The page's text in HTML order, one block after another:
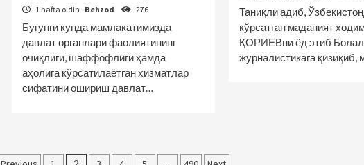
1 hafta oldin Behzod 276
Бугунги кунда мамлакатимизда
давлат органлари фаолиятининг
очиқлиги, шаффофлиги ҳамда
аҳолига кўрсатилаётган хизматлар
сифатини ошириш давлат…
Таниқли адиб,
кўрсатган маданият
ҚОРИЕВни ёд этиб
журналистикага қизиқиб,